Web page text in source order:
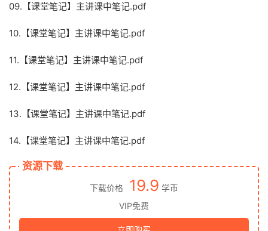
09.【课堂笔记】主讲课中笔记.pdf
10.【课堂笔记】主讲课中笔记.pdf
11.【课堂笔记】主讲课中笔记.pdf
12.【课堂笔记】主讲课中笔记.pdf
13.【课堂笔记】主讲课中笔记.pdf
14.【课堂笔记】主讲课中笔记.pdf
资源下载
下载价格 19.9 学币
VIP免费